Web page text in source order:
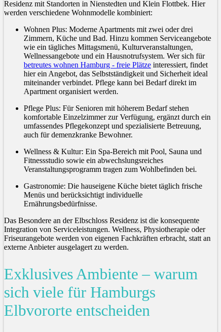
Residenz mit Standorten in Nienstedten und Klein Flottbek. Hier
werden verschiedene Wohnmodelle kombiniert:
Wohnen Plus: Moderne Apartments mit zwei oder drei
Zimmern, Küche und Bad. Hinzu kommen Serviceangebote
wie ein tägliches Mittagsmenü, Kulturveranstaltungen,
Wellnessangebote und ein Hausnotrufsystem. Wer sich für
betreutes wohnen Hamburg - freie Plätze interessiert, findet
hier ein Angebot, das Selbstständigkeit und Sicherheit ideal
miteinander verbindet. Pflege kann bei Bedarf direkt im
Apartment organisiert werden.
Pflege Plus: Für Senioren mit höherem Bedarf stehen
komfortable Einzelzimmer zur Verfügung, ergänzt durch ein
umfassendes Pflegekonzept und spezialisierte Betreuung,
auch für demenzkranke Bewohner.
Wellness & Kultur: Ein Spa-Bereich mit Pool, Sauna und
Fitnessstudio sowie ein abwechslungsreiches
Veranstaltungsprogramm tragen zum Wohlbefinden bei.
Gastronomie: Die hauseigene Küche bietet täglich frische
Menüs und berücksichtigt individuelle
Ernährungsbedürfnisse.
Das Besondere an der Elbschloss Residenz ist die konsequente
Integration von Serviceleistungen. Wellness, Physiotherapie oder
Friseurangebote werden von eigenen Fachkräften erbracht, statt an
externe Anbieter ausgelagert zu werden.
Exklusives Ambiente – warum
sich viele für Hamburgs
Elbvororte entscheiden